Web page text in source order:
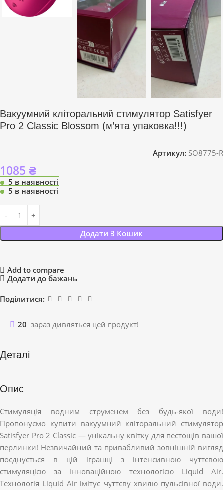
Вакуумний кліторальний стимулятор Satisfyer
Pro 2 Classic Blossom (м’ята упаковка!!!)
Артикул: SO8775-R
1085 ₴
5 в наявності
5 в наявності
Додати В Кошик
Add to compare
Додати до бажань
Поділитися:
20 зараз дивляться цей продукт!
Деталі
Опис
Стимуляція водним струменем без будь-якої води!
Пропонуємо купити вакуумний кліторальний стимулятор
Satisfyer Pro 2 Classic — унікальну квітку для пестощів вашої
перлинки! Незвичайний та привабливий зовнішній вигляд
поєднується в цій іграшці з інтенсивною чуттєвою
стимуляцією за інноваційною технологією Liquid Air.
Технологія Liquid Air імітує чуттєву хвилю пульсівної води.